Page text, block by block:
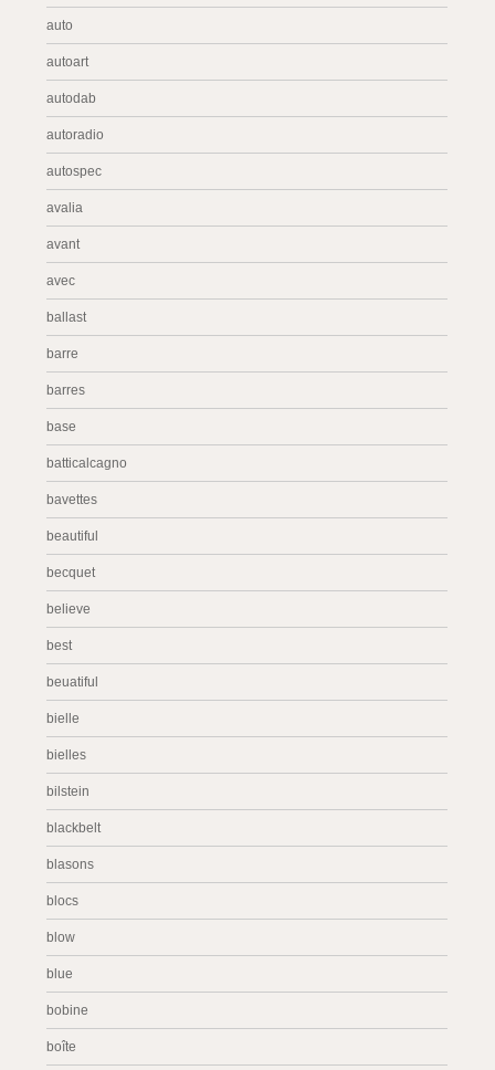
auto
autoart
autodab
autoradio
autospec
avalia
avant
avec
ballast
barre
barres
base
batticalcagno
bavettes
beautiful
becquet
believe
best
beuatiful
bielle
bielles
bilstein
blackbelt
blasons
blocs
blow
blue
bobine
boîte